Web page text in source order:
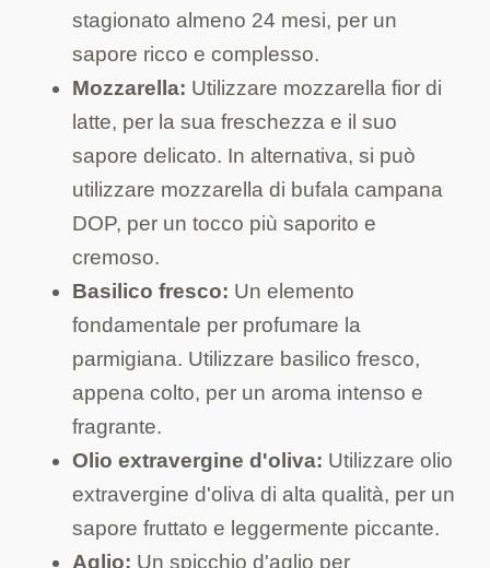
stagionato almeno 24 mesi, per un
sapore ricco e complesso.
Mozzarella: Utilizzare mozzarella fior di
latte, per la sua freschezza e il suo
sapore delicato. In alternativa, si può
utilizzare mozzarella di bufala campana
DOP, per un tocco più saporito e
cremoso.
Basilico fresco: Un elemento
fondamentale per profumare la
parmigiana. Utilizzare basilico fresco,
appena colto, per un aroma intenso e
fragrante.
Olio extravergine d'oliva: Utilizzare olio
extravergine d'oliva di alta qualità, per un
sapore fruttato e leggermente piccante.
Aglio: Un spicchio d'aglio per